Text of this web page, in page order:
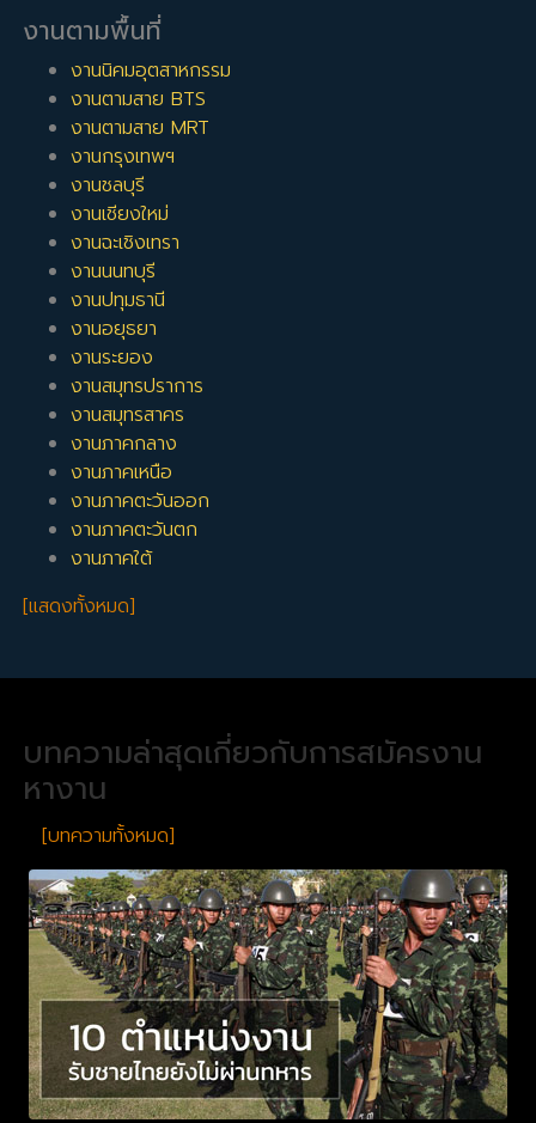
งานตามพื้นที่
งานนิคมอุตสาหกรรม
งานตามสาย BTS
งานตามสาย MRT
งานกรุงเทพฯ
งานชลบุรี
งานเชียงใหม่
งานฉะเชิงเทรา
งานนนทบุรี
งานปทุมธานี
งานอยุธยา
งานระยอง
งานสมุทรปราการ
งานสมุทรสาคร
งานภาคกลาง
งานภาคเหนือ
งานภาคตะวันออก
งานภาคตะวันตก
งานภาคใต้
[แสดงทั้งหมด]
บทความล่าสุดเกี่ยวกับการสมัครงาน
หางาน
[บทความทั้งหมด]